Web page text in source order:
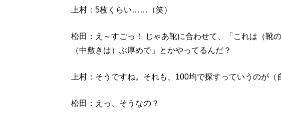
上村：5枚くらい……（笑）
松田：え～すごっ！ じゃあ靴に合わせて、「これは（靴
（中敷きは）ぶ厚めで」とかやってるんだ？
上村：そうですね。それも、100均で探すっていうのが（
松田：えっ、そうなの？